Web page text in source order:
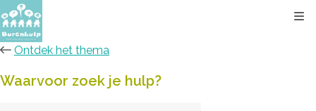
Ontdek het thema
Waarvoor zoek je hulp?